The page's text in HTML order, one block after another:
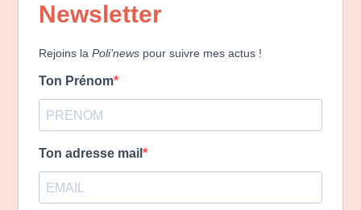
Newsletter
Rejoins la Poli’news pour suivre mes actus !
Ton Prénom
Ton adresse mail